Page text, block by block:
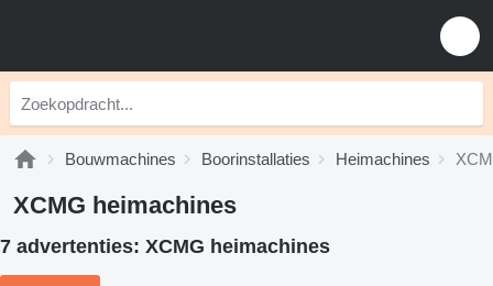
Bouwmachines Boorinstallaties Heimachines
XCMG heimachines
7 advertenties: XCMG heimachines